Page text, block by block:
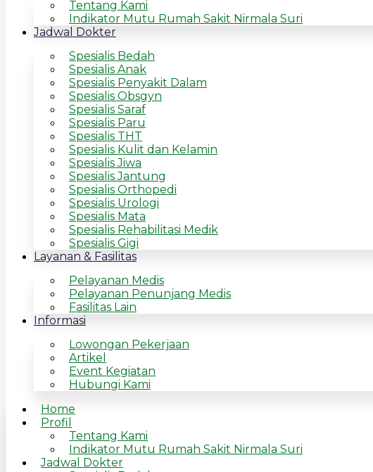
Tentang Kami
Indikator Mutu Rumah Sakit Nirmala Suri
Jadwal Dokter
Spesialis Bedah
Spesialis Anak
Spesialis Penyakit Dalam
Spesialis Obsgyn
Spesialis Saraf
Spesialis Paru
Spesialis THT
Spesialis Kulit dan Kelamin
Spesialis Jiwa
Spesialis Jantung
Spesialis Orthopedi
Spesialis Urologi
Spesialis Mata
Spesialis Rehabilitasi Medik
Spesialis Gigi
Layanan & Fasilitas
Pelayanan Medis
Pelayanan Penunjang Medis
Fasilitas Lain
Informasi
Lowongan Pekerjaan
Artikel
Event Kegiatan
Hubungi Kami
Home
Profil
Tentang Kami
Indikator Mutu Rumah Sakit Nirmala Suri
Jadwal Dokter